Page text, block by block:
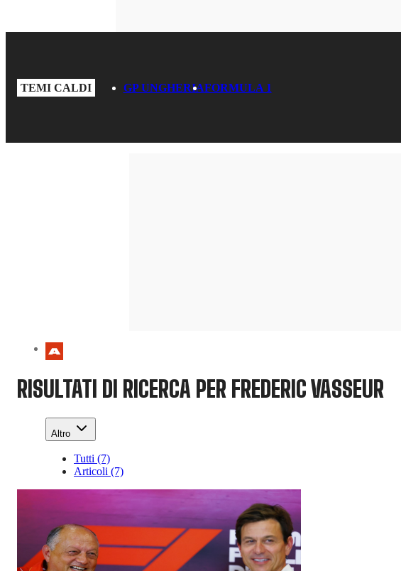
TEMI CALDI GP UNGHERIAFORMULA 1
RISULTATI DI RICERCA PER FREDERIC VASSEUR
Altro
Tutti (7)
Articoli (7)